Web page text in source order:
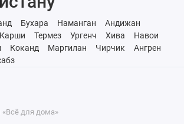
Бухара Наманган
Андижан
Карши Термез Ургенч Хива
Навои
Коканд Маргилан Чирчик
Ангрен
«Всё для дома»